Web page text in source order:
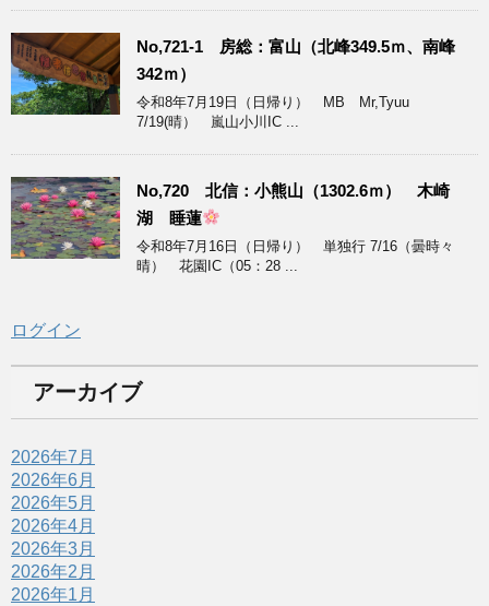
No,721-1 房総：富山（北峰349.5ｍ、南峰
342ｍ）
令和8年7月19日（日帰り） MB Mr,Tyuu
7/19(晴） 嵐山小川IC ...
No,720 北信：小熊山（1302.6ｍ） 木崎
湖 睡蓮
令和8年7月16日（日帰り） 単独行 7/16（曇時々
晴） 花園IC（05：28 ...
ログイン
アーカイブ
2026年7月
2026年6月
2026年5月
2026年4月
2026年3月
2026年2月
2026年1月